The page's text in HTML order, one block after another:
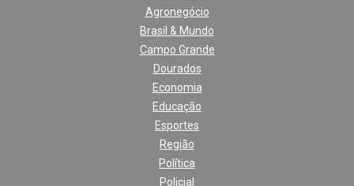
Agronegócio
Brasil & Mundo
Campo Grande
Dourados
Economia
Educação
Esportes
Região
Política
Policial